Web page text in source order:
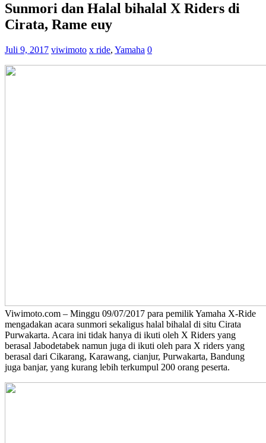
Sunmori dan Halal bihalal X Riders di
Cirata, Rame euy
Juli 9, 2017 viwimoto x ride, Yamaha 0
Viwimoto.com – Minggu 09/07/2017 para pemilik Yamaha X-Ride
mengadakan acara sunmori sekaligus halal bihalal di situ Cirata
Purwakarta. Acara ini tidak hanya di ikuti oleh X Riders yang
berasal Jabodetabek namun juga di ikuti oleh para X riders yang
berasal dari Cikarang, Karawang, cianjur, Purwakarta, Bandung
juga banjar, yang kurang lebih terkumpul 200 orang peserta.